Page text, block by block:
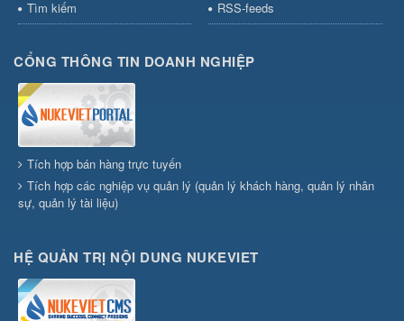
Tìm kiếm
RSS-feeds
CỔNG THÔNG TIN DOANH NGHIỆP
Tích hợp bán hàng trực tuyến
Tích hợp các nghiệp vụ quản lý (quản lý khách hàng, quản lý nhân
sự, quản lý tài liệu)
HỆ QUẢN TRỊ NỘI DUNG NUKEVIET